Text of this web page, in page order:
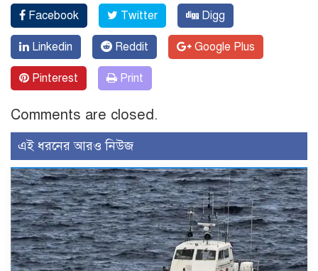
Facebook Twitter Digg
Linkedin Reddit Google Plus
Pinterest Print
Comments are closed.
এই ধরনের আরও নিউজ